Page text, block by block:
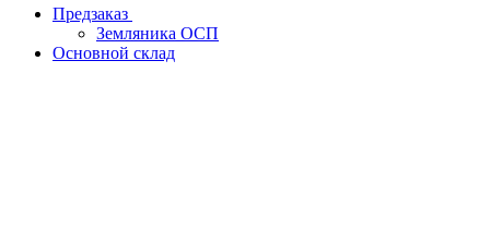
Предзаказ
Земляника ОСП
Основной склад